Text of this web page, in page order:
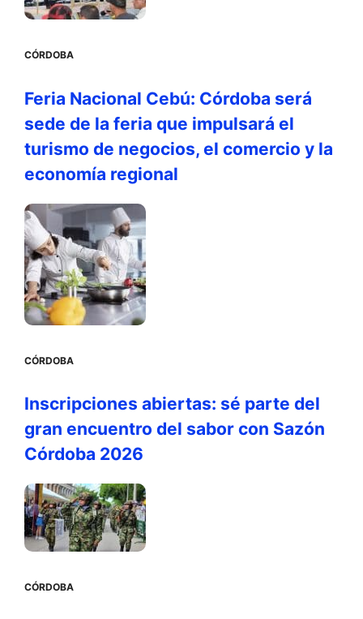
CÓRDOBA
Feria Nacional Cebú: Córdoba será
sede de la feria que impulsará el
turismo de negocios, el comercio y la
economía regional
CÓRDOBA
Inscripciones abiertas: sé parte del
gran encuentro del sabor con Sazón
Córdoba 2026
CÓRDOBA